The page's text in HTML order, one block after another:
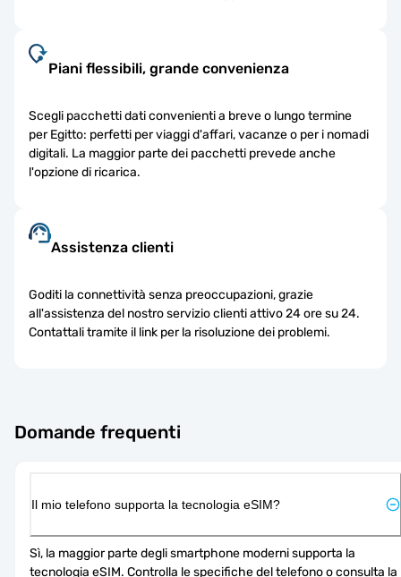
Piani flessibili, grande convenienza
Scegli pacchetti dati convenienti a breve o lungo termine
per Egitto: perfetti per viaggi d'affari, vacanze o per i nomadi
digitali. La maggior parte dei pacchetti prevede anche
l'opzione di ricarica.
Assistenza clienti
Goditi la connettività senza preoccupazioni, grazie
all'assistenza del nostro servizio clienti attivo 24 ore su 24.
Contattali tramite il link per la risoluzione dei problemi.
Domande frequenti
Il mio telefono supporta la tecnologia eSIM?
Sì, la maggior parte degli smartphone moderni supporta la
tecnologia eSIM. Controlla le specifiche del telefono o consulta la